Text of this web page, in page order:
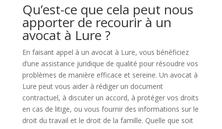
Qu’est-ce que cela peut nous
apporter de recourir à un
avocat à Lure ?
En faisant appel à un avocat à Lure, vous bénéficiez
d’une assistance juridique de qualité pour résoudre vos
problèmes de manière efficace et sereine. Un avocat à
Lure peut vous aider à rédiger un document
contractuel, à discuter un accord, à protéger vos droits
en cas de litige, ou vous fournir des informations sur le
droit du travail et le droit de la famille. Quelle que soit